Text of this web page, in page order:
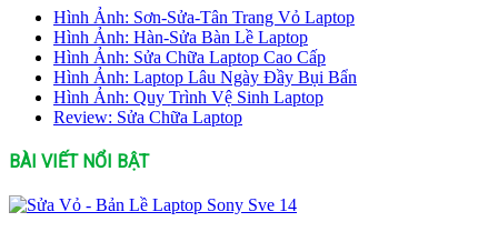
Hình Ảnh: Sơn-Sửa-Tân Trang Vỏ Laptop
Hình Ảnh: Hàn-Sửa Bàn Lề Laptop
Hình Ảnh: Sửa Chữa Laptop Cao Cấp
Hình Ảnh: Laptop Lâu Ngày Đầy Bụi Bẩn
Hình Ảnh: Quy Trình Vệ Sinh Laptop
Review: Sửa Chữa Laptop
BÀI VIẾT NỔI BẬT